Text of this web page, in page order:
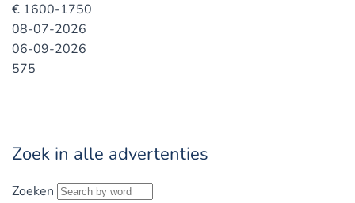
€ 1600-1750
08-07-2026
06-09-2026
575
Zoek in alle advertenties
Zoeken